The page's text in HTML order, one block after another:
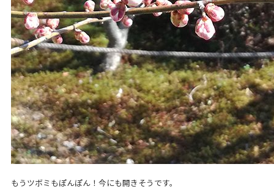
もうツボミもぽんぽん！今にも開きそうです。